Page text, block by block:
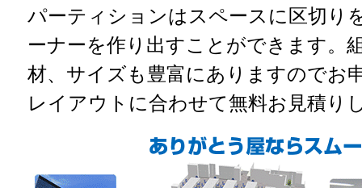
パーティションはスペースに区切り
ーナーを作り出すことができます。
材、サイズも豊富にありますのでお
レイアウトに合わせて無料お見積り